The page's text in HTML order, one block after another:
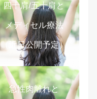
四十肩/五十肩と
メディセル療法
（近日公開予定）
急性肉離れと